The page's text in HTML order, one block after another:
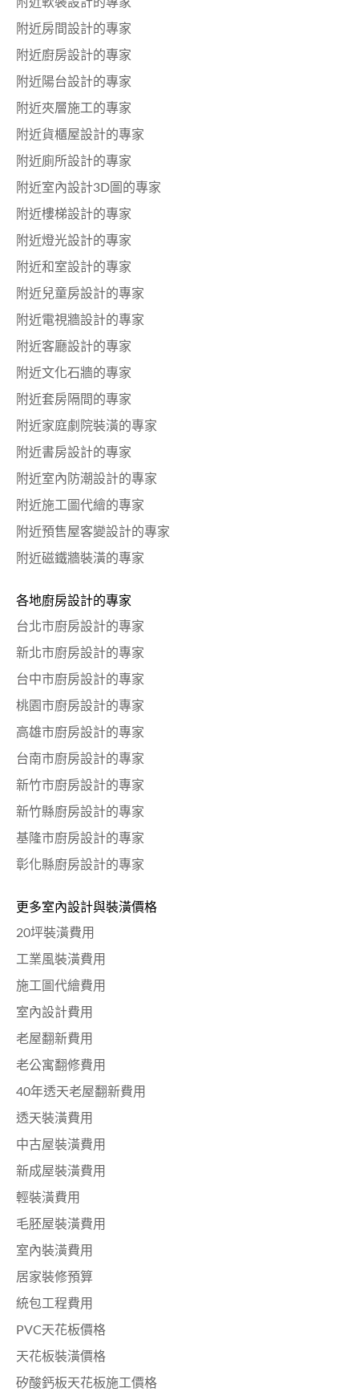
附近房間設計的專家
附近廚房設計的專家
附近陽台設計的專家
附近夾層施工的專家
附近貨櫃屋設計的專家
附近廁所設計的專家
附近室內設計3D圖的專家
附近樓梯設計的專家
附近燈光設計的專家
附近和室設計的專家
附近兒童房設計的專家
附近電視牆設計的專家
附近客廳設計的專家
附近文化石牆的專家
附近套房隔間的專家
附近家庭劇院裝潢的專家
附近書房設計的專家
附近室內防潮設計的專家
附近施工圖代繪的專家
附近預售屋客變設計的專家
附近磁鐵牆裝潢的專家
各地廚房設計的專家
台北市廚房設計的專家
新北市廚房設計的專家
台中市廚房設計的專家
桃園市廚房設計的專家
高雄市廚房設計的專家
台南市廚房設計的專家
新竹市廚房設計的專家
新竹縣廚房設計的專家
基隆市廚房設計的專家
彰化縣廚房設計的專家
更多室內設計與裝潢價格
20坪裝潢費用
工業風裝潢費用
施工圖代繪費用
室內設計費用
老屋翻新費用
老公寓翻修費用
40年透天老屋翻新費用
透天裝潢費用
中古屋裝潢費用
新成屋裝潢費用
輕裝潢費用
毛胚屋裝潢費用
室內裝潢費用
居家裝修預算
統包工程費用
PVC天花板價格
天花板裝潢價格
矽酸鈣板天花板施工價格